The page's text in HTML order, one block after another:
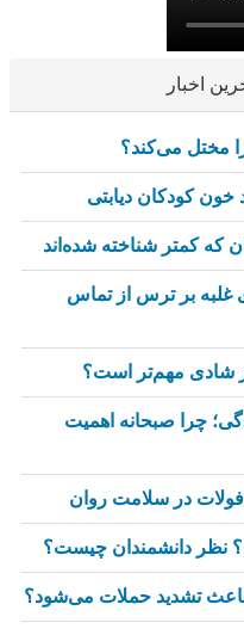
اخبار
مختل می‌کند؟
خون کودکان دیابتی
بر ترس از تماس
شادی مهم‌تر است؟
چرا صبحانه اهمیت
در سلامت روان
نظر دانشمندان چیست؟
تشدید حملات می‌شود؟